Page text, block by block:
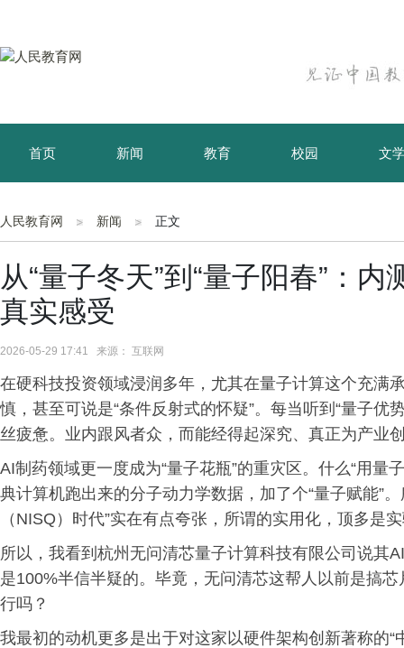
首页 新闻 教育 校园 文
育儿 资讯
人民教育网 新闻 正文
从“量子冬天”到“量子阳春”：
真实感受
2026-05-29 17:41 来源： 互联网
在硬科技投资领域浸润多年，尤其在量子计算这个充满
慎，甚至可说是“条件反射式的怀疑”。每当听到“量子优
丝疲惫。业内跟风者众，而能经得起深究、真正为产业
AI制药领域更一度成为“量子花瓶”的重灾区。什么“用量
典计算机跑出来的分子动力学数据，加了个“量子赋能”
（NISQ）时代”实在有点夸张，所谓的实用化，顶多是
所以，我看到杭州无问清芯量子计算科技有限公司说其
是100%半信半疑的。毕竟，无问清芯这帮人以前是搞
行吗？
我最初的动机更多是出于对这家以硬件架构创新著称的